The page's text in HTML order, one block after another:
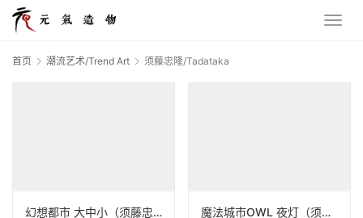
首页 潮流艺术/Trend Art 须藤忠隆/Tadataka
幻想都市 大中小（须藤忠隆） 魔法城市OWL 夜灯（须藤忠隆）